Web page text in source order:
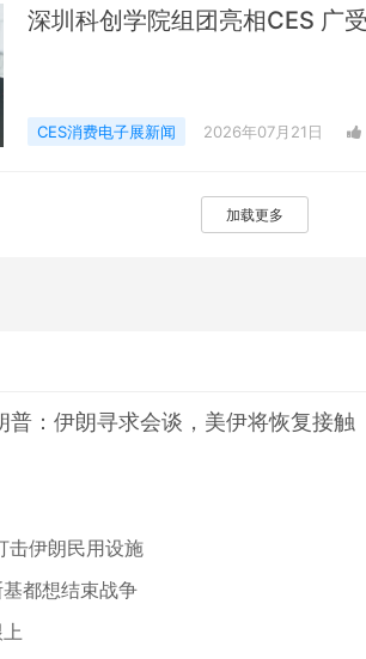
深圳科创学院组团亮相CES 广
CES消费电子展新闻 2026年07月21日
加载更多
普：伊朗寻求会谈，美伊将恢复接触
击伊朗民用设施
都想结束战争